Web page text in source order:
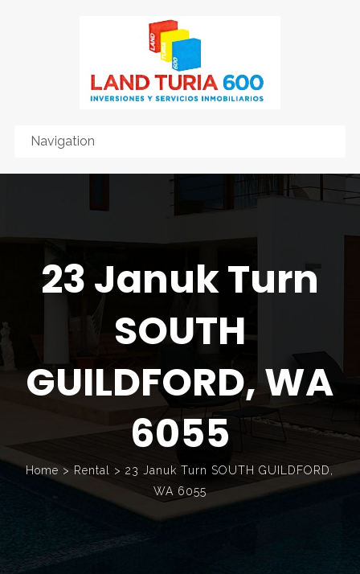
23 Januk Turn
SOUTH
GUILDFORD, WA
6055
Home > Rental >23 Januk Turn SOUTH GUILDFORD,
WA 6055